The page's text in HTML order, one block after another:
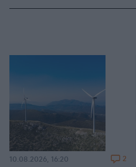
10.08.2026, 16:20 2